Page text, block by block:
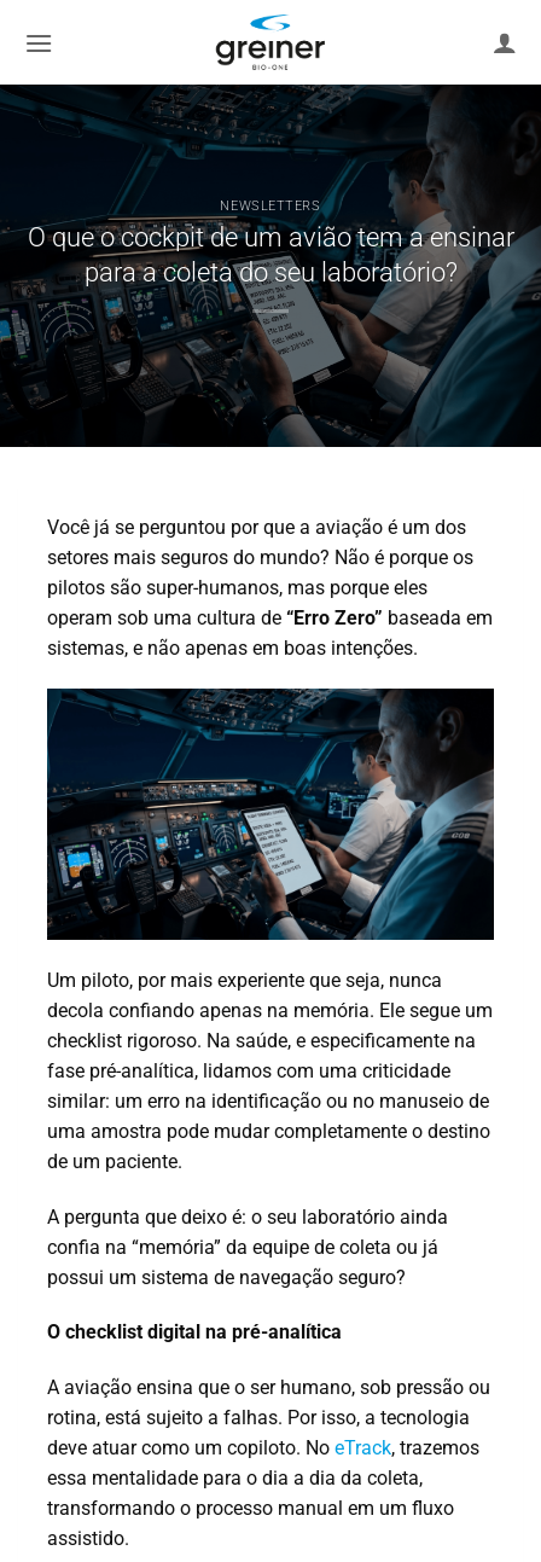
NEWSLETTERS
O que o cockpit de um avião tem a ensinar
para a coleta do seu laboratório?
Você já se perguntou por que a aviação é um dos
setores mais seguros do mundo? Não é porque os
pilotos são super-humanos, mas porque eles
operam sob uma cultura de “Erro Zero” baseada em
sistemas, e não apenas em boas intenções.
Um piloto, por mais experiente que seja, nunca
decola confiando apenas na memória. Ele segue um
checklist rigoroso. Na saúde, e especificamente na
fase pré-analítica, lidamos com uma criticidade
similar: um erro na identificação ou no manuseio de
uma amostra pode mudar completamente o destino
de um paciente.
A pergunta que deixo é: o seu laboratório ainda
confia na “memória” da equipe de coleta ou já
possui um sistema de navegação seguro?
O checklist digital na pré-analítica
A aviação ensina que o ser humano, sob pressão ou
rotina, está sujeito a falhas. Por isso, a tecnologia
deve atuar como um copiloto. No eTrack, trazemos
essa mentalidade para o dia a dia da coleta,
transformando o processo manual em um fluxo
assistido.